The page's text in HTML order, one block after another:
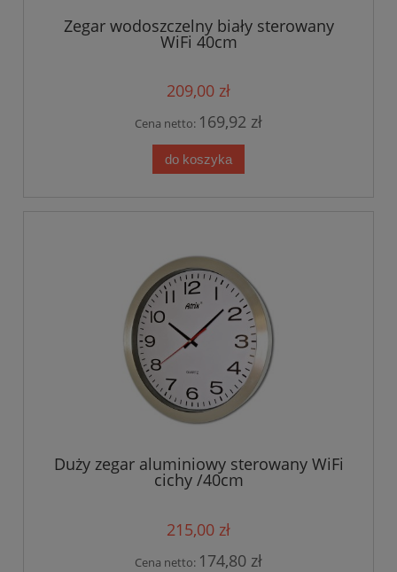
Zegar wodoszczelny biały sterowany
WiFi 40cm
209,00 zł
Cena netto: 169,92 zł
do koszyka
Duży zegar aluminiowy sterowany WiFi
cichy /40cm
215,00 zł
Cena netto: 174,80 zł